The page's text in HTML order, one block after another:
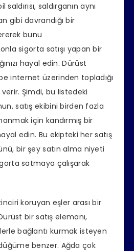
saldırısı, saldırganın aynı
gibi davrandığı bir
bunu
sigorta satışı yapan bir
hayal edin. Dürüst
internet üzerinden topladığı
Şimdi, bu listedeki
satış ekibini birden fazla
için kandırmış bir
edin. Bu ekipteki her satış
bir şey satın alma niyeti
satmaya çalışarak
koruyan eşler arası bir
bir satış elemanı,
bağlantı kurmak isteyen
benzer. Ağda çok